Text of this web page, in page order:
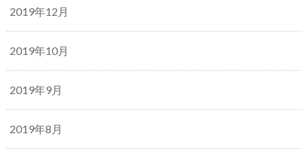
2019年12月
2019年10月
2019年9月
2019年8月